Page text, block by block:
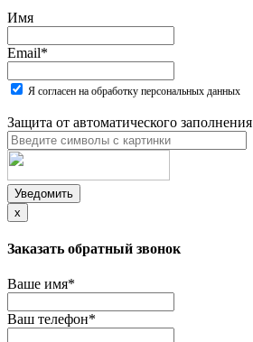
Имя
Email*
Я согласен на обработку персональных данных
Защита от автоматического заполнения
Уведомить
x
Заказать обратный звонок
Ваше имя*
Ваш телефон*